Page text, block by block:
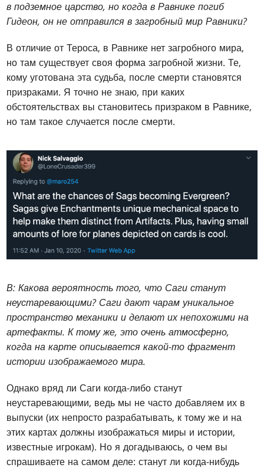
в подземное царство, но когда в Равнике погиб
Гидеон, он не отправился в загробный мир Равники?
В отличие от Тероса, в Равнике нет загробного мира,
но там существует своя форма загробной жизни. Те,
кому уготована эта судьба, после смерти становятся
призраками. Я точно не знаю, при каких
обстоятельствах вы становитесь призраком в Равнике,
но там такое случается после смерти.
В: Какова вероятность того, что Саги станут
неустаревающими? Саги дают чарам уникальное
пространство механики и делают их непохожими на
артефакты. К тому же, это очень атмосферно,
когда на карте описывается какой-то фрагмент
истории изображаемого мира.
Однако вряд ли Саги когда-либо станут
неустаревающими, ведь мы не часто добавляем их в
выпуски (их непросто разрабатывать, к тому же и на
этих картах должны изображаться миры и истории,
известные игрокам). Но я догадываюсь, о чем вы
спрашиваете на самом деле: станут ли когда-нибудь